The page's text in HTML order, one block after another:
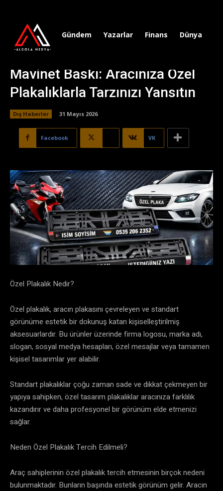
Gündem Yazarlar Finans Dünya
Mavinet Baskı: Aracınıza Özel
Plakalıklarla Tarzınızı Yansıtın
Dış Haberler 31 Mayıs 2026
Facebook VK
Özel Plakalık Nedir?
Özel plakalık, aracın plakasını çevreleyen ve standart
görünüme estetik bir dokunuş katan kişiselleştirilmiş
aksesuarlardır. Bu ürünler üzerinde firma logosu, marka adı,
slogan, sosyal medya hesapları, özel mesajlar veya tamamen
kişisel tasarımlar yer alabilir.
Standart plakalıklar çoğu zaman sade ve dikkat çekmeyen bir
yapıya sahipken, özel tasarım plakalıklar aracınıza farklılık
kazandırır ve daha profesyonel bir görünüm elde etmenizi
sağlar.
Neden Özel Plakalık Tercih Edilmeli?
Araç sahiplerinin özel plakalık tercih etmesinin birçok nedeni
bulunmaktadır. Bunların başında estetik görünüm gelir. Aracın